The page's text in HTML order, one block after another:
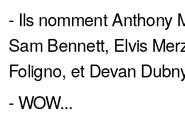
- Ils nomment Anthony
Sam Bennett, Elvis
Foligno, et Devan
- WOW...